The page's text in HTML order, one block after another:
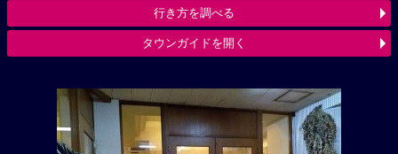
行き方を調べる
タウンガイドを開く